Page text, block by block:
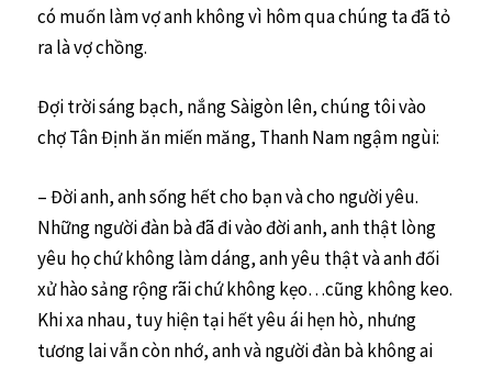
có muốn làm vợ anh không vì hôm qua chúng ta đã tỏ
ra là vợ chồng.
Đợi trời sáng bạch, nắng Sàigòn lên, chúng tôi vào
chợ Tân Định ăn miến măng, Thanh Nam ngậm ngùi:
– Đời anh, anh sống hết cho bạn và cho người yêu.
Những người đàn bà đã đi vào đời anh, anh thật lòng
yêu họ chứ không làm dáng, anh yêu thật và anh đối
xử hào sảng rộng rãi chứ không kẹo…cũng không keo.
Khi xa nhau, tuy hiện tại hết yêu ái hẹn hò, nhưng
tương lai vẫn còn nhớ, anh và người đàn bà không ai